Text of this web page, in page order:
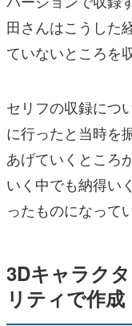
田さんはこうした
ていないところを
セリフの収録につ
に行ったと当時を
あげていくところ
いく中でも納得い
ったものになって
3Dキャラク
リティで作成